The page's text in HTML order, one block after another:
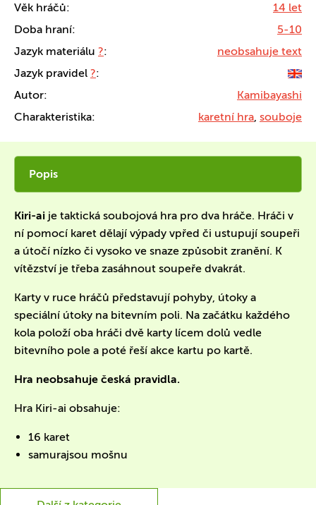
Věk hráčů:
14 let
Doba hraní:
5-10
Jazyk materiálu ?:
neobsahuje text
Jazyk pravidel ?:
Autor:
Kamibayashi
Charakteristika:
karetní hra, souboje
Popis
Kiri-ai je taktická soubojová hra pro dva hráče. Hráči v
ní pomocí karet dělají výpady vpřed či ustupují soupeři
a útočí nízko či vysoko ve snaze způsobit zranění. K
vítězství je třeba zasáhnout soupeře dvakrát.
Karty v ruce hráčů představují pohyby, útoky a
speciální útoky na bitevním poli. Na začátku každého
kola položí oba hráči dvě karty lícem dolů vedle
bitevního pole a poté řeší akce kartu po kartě.
Hra neobsahuje česká pravidla.
Hra Kiri-ai obsahuje:
16 karet
samurajsou mošnu